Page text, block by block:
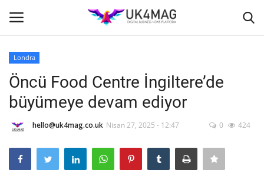
Ana Sayfa
İş Platformu
TVNET
Londra
Öncü Food Centre İngiltere’de
büyümeye devam ediyor
hello@uk4mag.co.uk Nisan 27, 2025 - 12:47 0 424